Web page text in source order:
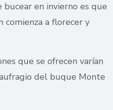
en invierno es que
a florecer y
que se ofrecen varían
del buque Monte